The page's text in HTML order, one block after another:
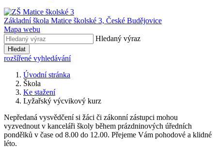
Základní škola Matice školské 3, České Budějovice
Mapa webu
Hledaný výraz
Hledat
rozšířené vyhledávání
Úvodní stránka
Škola
Ke stažení
Lyžařský výcvikový kurz
Nepředaná vysvědčení si žáci či zákonní zástupci mohou
vyzvednout v kanceláři školy během prázdninových úředních
pondělků v čase od 8.00 do 12.00. Přejeme Vám pohodové a klidné
léto.